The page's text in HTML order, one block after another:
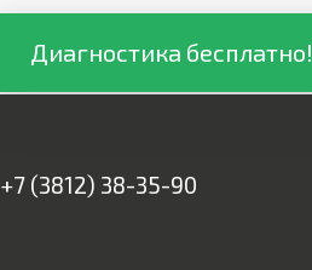
Диагностика бесплатно!
+7 (3812) 38-35-90